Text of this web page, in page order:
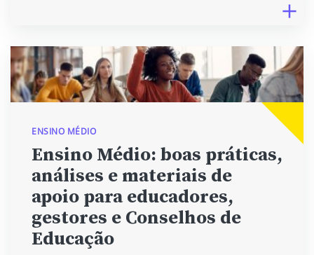
ENSINO MÉDIO
Ensino Médio: boas práticas,
análises e materiais de
apoio para educadores,
gestores e Conselhos de
Educação